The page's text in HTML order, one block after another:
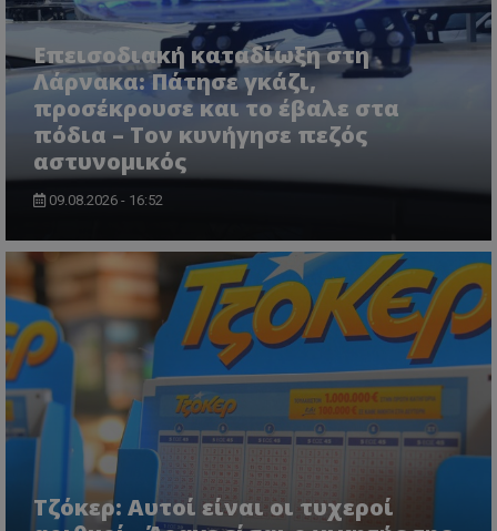
Επεισοδιακή καταδίωξη στη
Λάρνακα: Πάτησε γκάζι,
προσέκρουσε και το έβαλε στα
πόδια – Τον κυνήγησε πεζός
αστυνομικός
09.08.2026 - 16:52
Τζόκερ: Αυτοί είναι οι τυχεροί
VISITOR_PRIVACY_METADATA